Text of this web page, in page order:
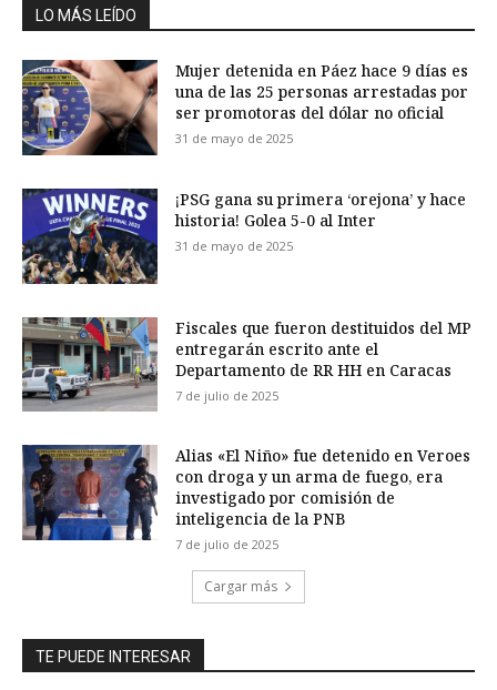
LO MÁS LEÍDO
Mujer detenida en Páez hace 9 días es
una de las 25 personas arrestadas por
ser promotoras del dólar no oficial
31 de mayo de 2025
¡PSG gana su primera ‘orejona’ y hace
historia! Golea 5-0 al Inter
31 de mayo de 2025
Fiscales que fueron destituidos del MP
entregarán escrito ante el
Departamento de RR HH en Caracas
7 de julio de 2025
Alias «El Niño» fue detenido en Veroes
con droga y un arma de fuego, era
investigado por comisión de
inteligencia de la PNB
7 de julio de 2025
Cargar más
TE PUEDE INTERESAR